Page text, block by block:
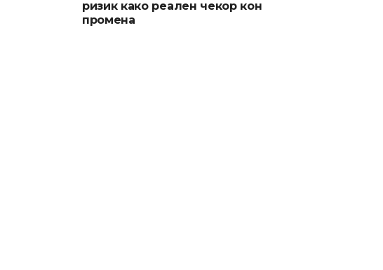
ризик како реален чекор кон
промена